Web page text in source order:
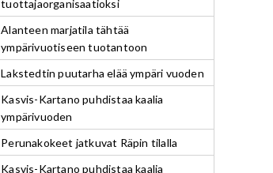
tuottajaorganisaatioksi
Alanteen marjatila tähtää
ympärivuotiseen tuotantoon
Lakstedtin puutarha elää ympäri vuoden
Kasvis-Kartano puhdistaa kaalia
ympärivuoden
Perunakokeet jatkuvat Räpin tilalla
Kasvis-Kartano puhdistaa kaalia